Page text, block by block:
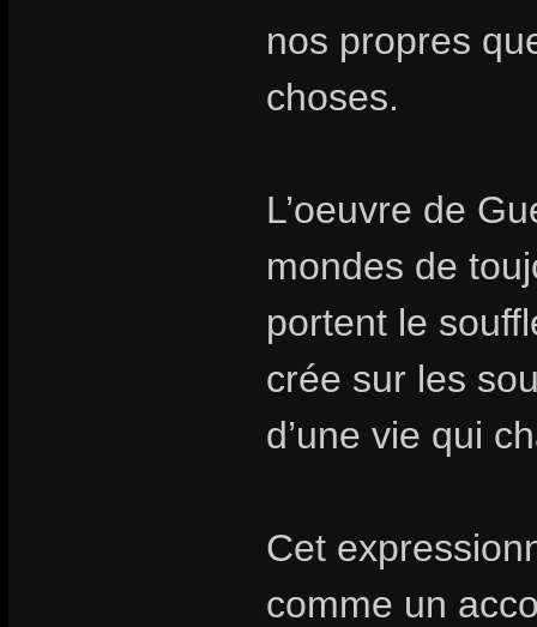
nos propres
choses.
L’oeuvre de
mondes de
portent le
crée sur les
d’une vie qui
Cet
comme un